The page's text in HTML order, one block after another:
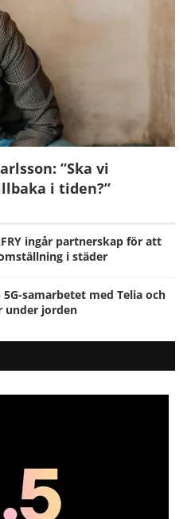
”Ska vi
i tiden?”
ingår partnerskap för att
i städer
samarbetet med Telia och
under jorden